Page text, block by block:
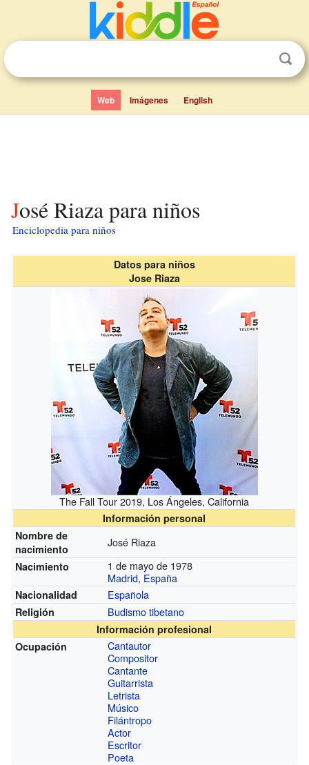
Web Imágenes English
José Riaza para niños
Enciclopedia para niños
Datos para niños
Jose Riaza
The Fall Tour 2019, Los Ángeles, California
Información personal
Nombre de
nacimiento
José Riaza
Nacimiento
1 de mayo de 1978
Madrid, España
Nacionalidad Española
Religión Budismo tibetano
Información profesional
Ocupación
Cantautor
Compositor
Cantante
Guitarrista
Letrista
Músico
Filántropo
Actor
Escritor
Poeta